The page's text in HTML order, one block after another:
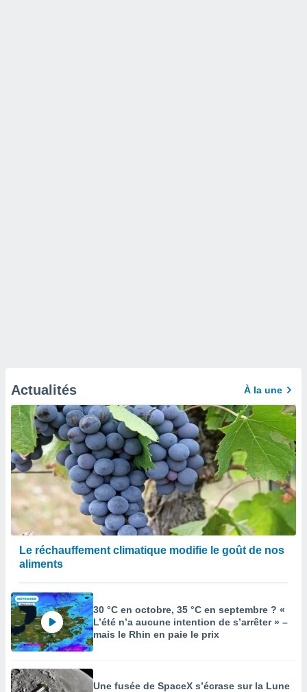
Actualités À la une
Le réchauffement climatique modifie le goût de nos
aliments
30 °C en octobre, 35 °C en septembre ? «
L’été n’a aucune intention de s’arrêter » –
mais le Rhin en paie le prix
Une fusée de SpaceX s’écrase sur la Lune